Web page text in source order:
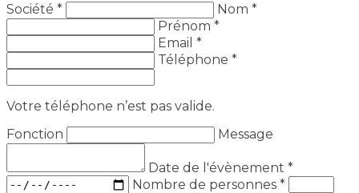
Société *
Nom *
Prénom *
Email *
Téléphone *
Votre téléphone n’est pas valide.
Fonction
Message
Date de l'évènement *
Nombre de personnes *